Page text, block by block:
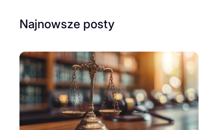
Najnowsze posty